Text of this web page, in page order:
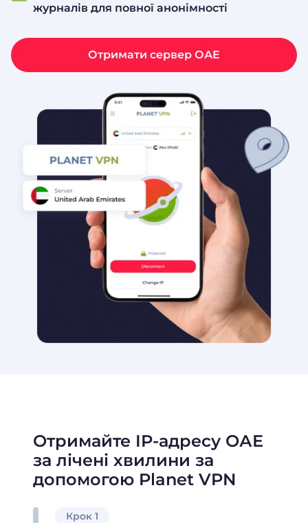
журналів для повної анонімності
Отримати сервер ОАЕ
Отримайте IP-адресу ОАЕ
за лічені хвилини за
допомогою Planet VPN
Крок 1